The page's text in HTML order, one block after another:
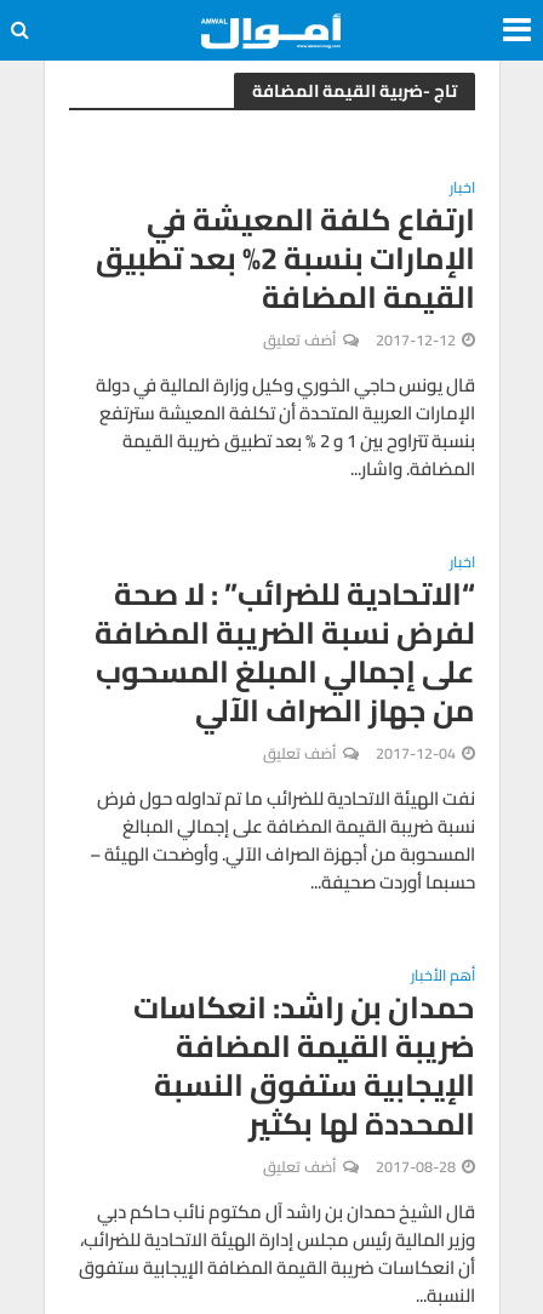
تاج -ضربية القيمة المضافة
اخبار
ارتفاع كلفة المعيشة في
الإمارات بنسبة 2% بعد تطبيق
القيمة المضافة
2017-12-12 أضف تعليق
قال يونس حاجي الخوري وكيل وزارة المالية في دولة
الإمارات العربية المتحدة أن تكلفة المعيشة سترتفع
بنسبة تتراوح بين 1 و 2 % بعد تطبيق ضريبة القيمة
المضافة. واشار...
اخبار
“الاتحادية للضرائب” : لا صحة
لفرض نسبة الضريبة المضافة
على إجمالي المبلغ المسحوب
من جهاز الصراف الآلي
2017-12-04 أضف تعليق
نفت الهيئة الاتحادية للضرائب ما تم تداوله حول فرض
نسبة ضريبة القيمة المضافة على إجمالي المبالغ
المسحوبة من أجهزة الصراف الآلي. وأوضحت الهيئة –
حسبما أوردت صحيفة...
أهم الأخبار
حمدان بن راشد: انعكاسات
ضريبة القيمة المضافة
الإيجابية ستفوق النسبة
المحددة لها بكثير
2017-08-28 أضف تعليق
قال الشيخ حمدان بن راشد آل مكتوم نائب حاكم دبي
وزير المالية رئيس مجلس إدارة الهيئة الاتحادية للضرائب،
أن انعكاسات ضريبة القيمة المضافة الإيجابية ستفوق
النسبة...